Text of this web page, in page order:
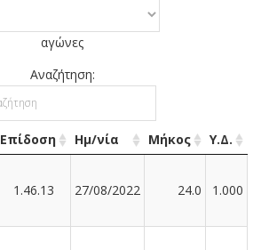
αγώνες
Αναζήτηση:
Επίδοση Ημ/νία Μήκος
Υ.Δ.
1.46.13 27/08/2022 24.0 1.000